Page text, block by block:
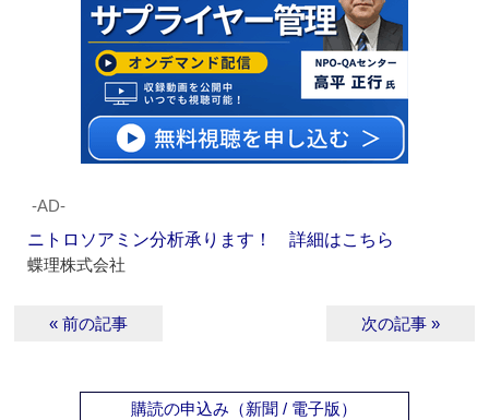
‐AD‐
ニトロソアミン分析承ります！ 詳細はこちら
蝶理株式会社
« 前の記事 次の記事 »
購読の申込み（新聞 / 電子版）